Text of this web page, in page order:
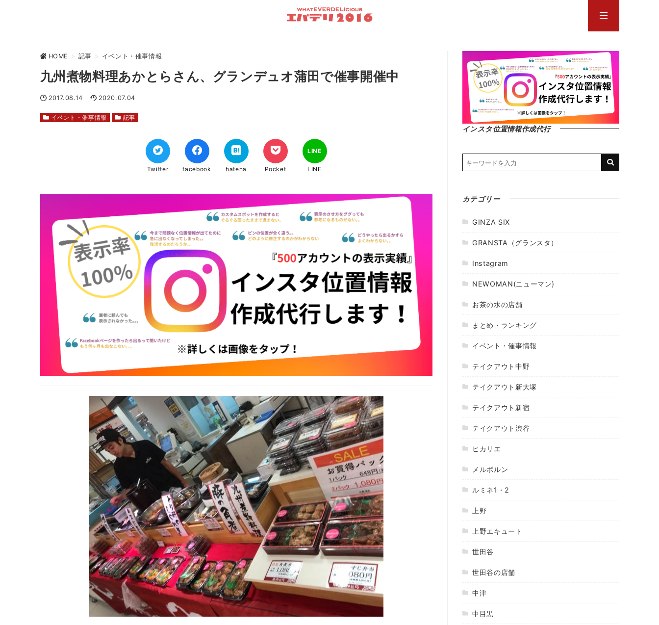
HOME > 記事 > イベント・催事情報
九州煮物料理あかとらさん、グランデュオ蒲田で催事開催中
2017.08.14 2020.07.04
イベント・催事情報 記事
Twitter facebook hatena Pocket
LINE
LINE
インスタ位置情報作成代行
カテゴリー
GINZA SIX
GRANSTA（グランスタ）
Instagram
NEWOMAN(ニューマン)
お茶の水の店舗
まとめ・ランキング
イベント・催事情報
テイクアウト中野
テイクアウト新大塚
テイクアウト新宿
テイクアウト渋谷
ヒカリエ
メルボルン
ルミネ1・2
上野
上野エキュート
世田谷
世田谷の店舗
中津
中目黒